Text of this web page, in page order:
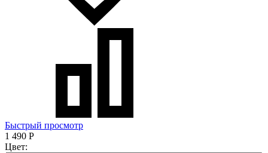
Быстрый просмотр
1 490 Р
Цвет: